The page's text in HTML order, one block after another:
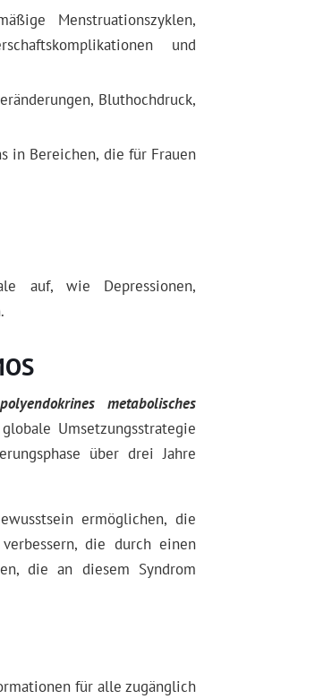
Menstruationszyklen,
und
Bluthochdruck,
in Bereichen, die für Frauen
auf, wie Depressionen,
polyendokrines metabolisches
Umsetzungsstrategie
über drei Jahre
ermöglichen, die
die durch einen
die an diesem Syndrom
für alle zugänglich